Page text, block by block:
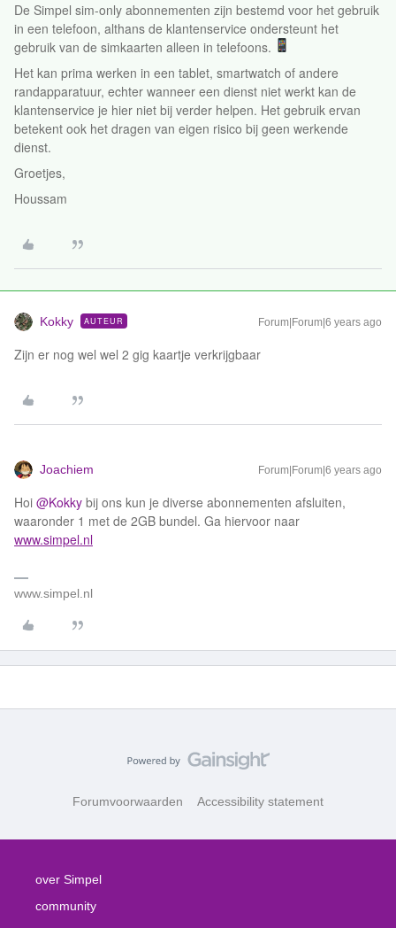
De Simpel sim-only abonnementen zijn bestemd voor het gebruik
in een telefoon, althans de klantenservice ondersteunt het
gebruik van de simkaarten alleen in telefoons.
Het kan prima werken in een tablet, smartwatch of andere
randapparatuur, echter wanneer een dienst niet werkt kan de
klantenservice je hier niet bij verder helpen. Het gebruik ervan
betekent ook het dragen van eigen risico bij geen werkende
dienst.
Groetjes,
Houssam
Kokky AUTEUR Forum|Forum|6 years ago
Zijn er nog wel wel 2 gig kaartje verkrijgbaar
Joachiem Forum|Forum|6 years ago
Hoi @Kokky bij ons kun je diverse abonnementen afsluiten,
waaronder 1 met de 2GB bundel. Ga hiervoor naar
www.simpel.nl
www.simpel.nl
Forumvoorwaarden Accessibility statement
over Simpel
community